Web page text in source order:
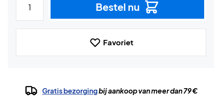
Bestel nu
Favoriet
Gratis bezorgingbij aankoop van meer dan 79 €